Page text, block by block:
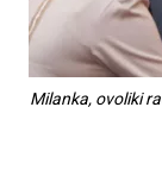
Milanka, ovoliki